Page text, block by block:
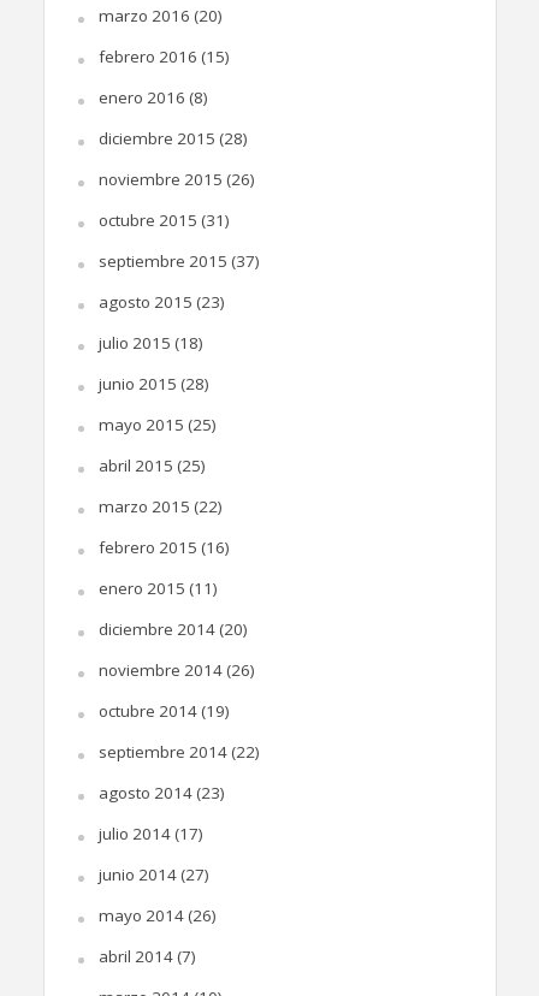
marzo 2016 (20)
febrero 2016 (15)
enero 2016 (8)
diciembre 2015 (28)
noviembre 2015 (26)
octubre 2015 (31)
septiembre 2015 (37)
agosto 2015 (23)
julio 2015 (18)
junio 2015 (28)
mayo 2015 (25)
abril 2015 (25)
marzo 2015 (22)
febrero 2015 (16)
enero 2015 (11)
diciembre 2014(20)
noviembre 2014(26)
octubre 2014(19)
septiembre 2014(22)
agosto 2014(23)
julio 2014(17)
junio 2014(27)
mayo 2014(26)
abril 2014(7)